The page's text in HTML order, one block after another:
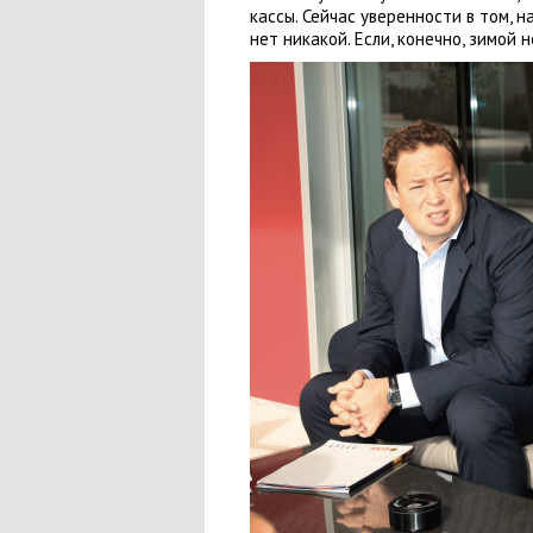
кассы. Сейчас уверенности в том,
нет никакой. Если, конечно, зимой